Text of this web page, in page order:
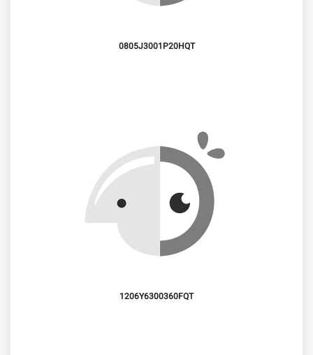
0805J3001P20HQT
1206Y6300360FQT